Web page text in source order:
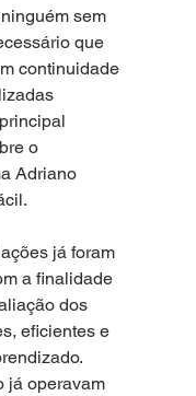
sem
que
continuidade
o
Adriano
já foram
a finalidade
dos
eficientes e
já operavam